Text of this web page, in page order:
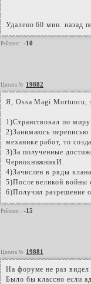
Удалено 60 мин. назад
Рейтинг: -10
Цитата № 19882
Я, Ossa Magi Mortuoru,
1)Странствовал по
2)Занимаюсь
механике работ, то
3)За полученные
ЧернокнижникИ.
4)Зачислен в ряды
5)После великой войны
6)Получил разрешение
Рейтинг: -15
Цитата № 19881
На форуме не раз видел
Было бы классно если